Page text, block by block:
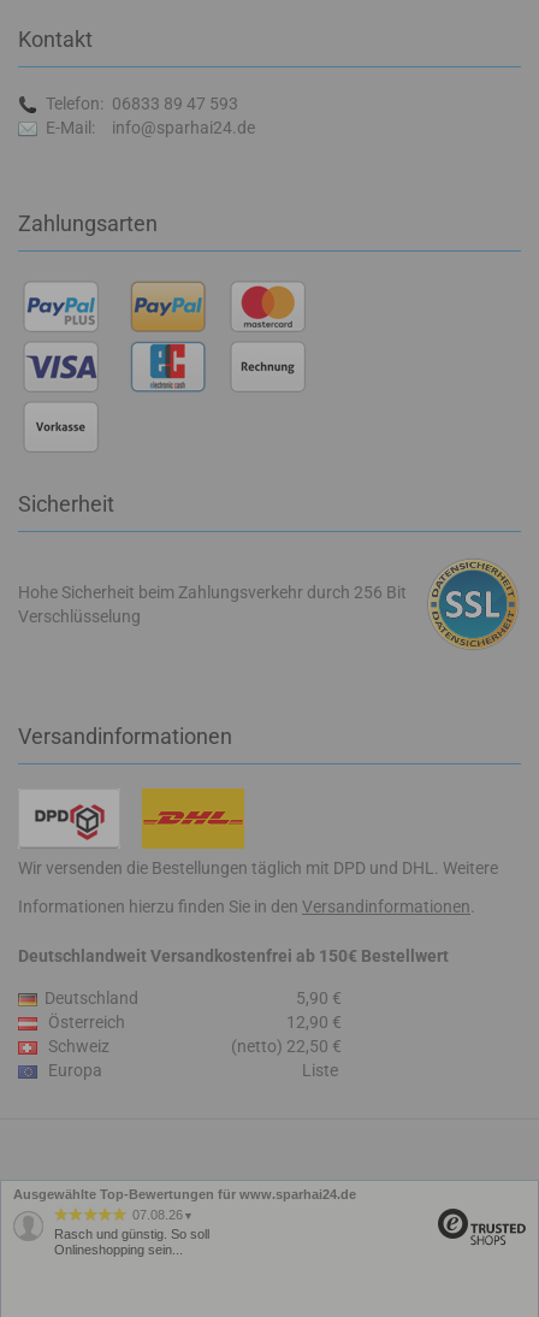
Kontakt
Telefon: 06833 89 47 593
E-Mail:
info@sparhai24.de
Zahlungsarten
Sicherheit
Hohe Sicherheit beim Zahlungsverkehr durch 256 Bit
Verschlüsselung
Versandinformationen
Wir versenden die Bestellungen täglich mit DPD und DHL. Weitere
Informationen hierzu finden Sie in den Versandinformationen
Deutschlandweit Versandkostenfrei ab 150€ Bestellwert
Deutschland
5,90 €
Österreich
12,90 €
Schweiz
(netto) 22,50 €
Europa
Liste
Ausgewählte Top-Bewertungen für www.sparhai24.de
07.08.26 ▼
Rasch und günstig. So soll
Onlineshopping sein...